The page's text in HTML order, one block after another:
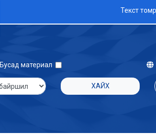
Текст
Бусад материал
ХАЙХ